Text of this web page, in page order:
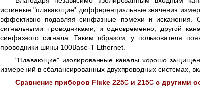
истинные "плавающие" дифференциальные значения
эффективно подавляя синфазные помехи и
сигнальными проводниками, и одновременно, другой
синфазного сигнала. Таким образом, у пользователя
проводники шины 100Base-T Ethernet.
"Плавающие" изолированные каналы хорошо
измерений в сбалансированных двухпроводных системах,
Сравнение приборов Fluke 225C и 215C с другими